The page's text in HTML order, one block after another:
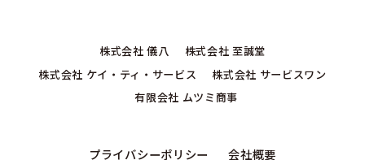
株式会社 儀八
株式会社 至誠堂
株式会社 ケイ・ティ・サービス
株式会社 サービスワン
有限会社 ムツミ商事
プライバシーポリシー 会社概要